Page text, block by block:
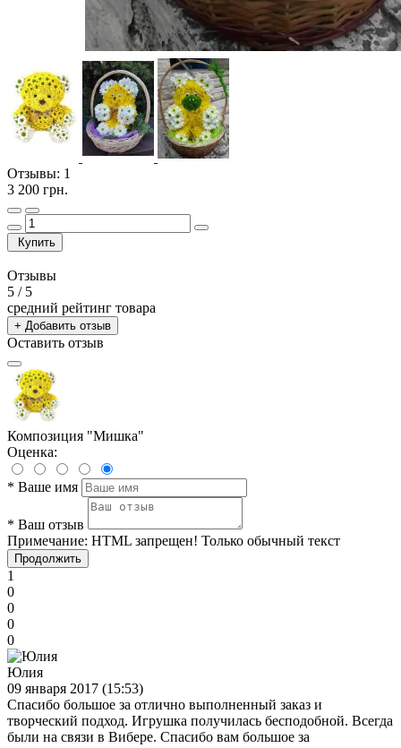
Отзывы: 1
3 200 грн.
Купить
Отзывы
5 / 5
средний рейтинг товара
+ Добавить отзыв
Оставить отзыв
Композиция "Мишка"
Оценка:
* Ваше имя
* Ваш отзыв
Примечание: HTML запрещен! Только обычный текст
Продолжить
1
0
0
0
0
Юлия
09 января 2017 (15:53)
Спасибо большое за отлично выполненный заказ и
творческий подход. Игрушка получилась бесподобной. Всегда
были на связи в Вибере. Спасибо вам большое за